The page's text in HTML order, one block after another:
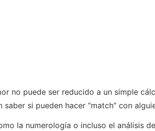
no puede ser reducido a un simple
si pueden hacer “match” con
la numerología o incluso el análisis